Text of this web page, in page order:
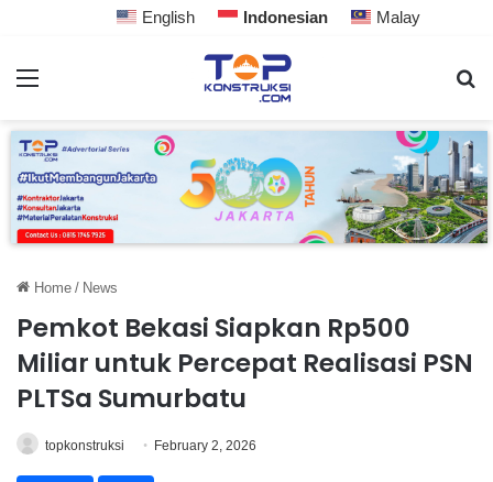
English Indonesian Malay
Home / News
Pemkot Bekasi Siapkan Rp500
Miliar untuk Percepat Realisasi PSN
PLTSa Sumurbatu
topkonstruksi February 2, 2026